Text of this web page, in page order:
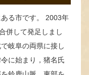
る市です。 2003年
併して発足しまし
岐阜の両県に接し
に始まり，猪名氏